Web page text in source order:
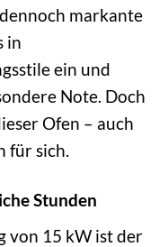
markante
in
ein und
Note. Doch
Ofen – auch
für sich.
Stunden
von 15 kW ist der